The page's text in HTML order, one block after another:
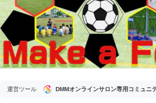
運営ツール DMMオンラインサロン専用コミュニ